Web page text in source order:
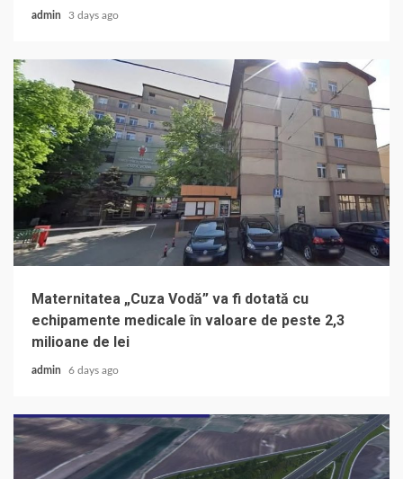
admin 3 days ago
Maternitatea „Cuza Vodă” va fi dotată cu
echipamente medicale în valoare de peste 2,3
milioane de lei
admin 6 days ago